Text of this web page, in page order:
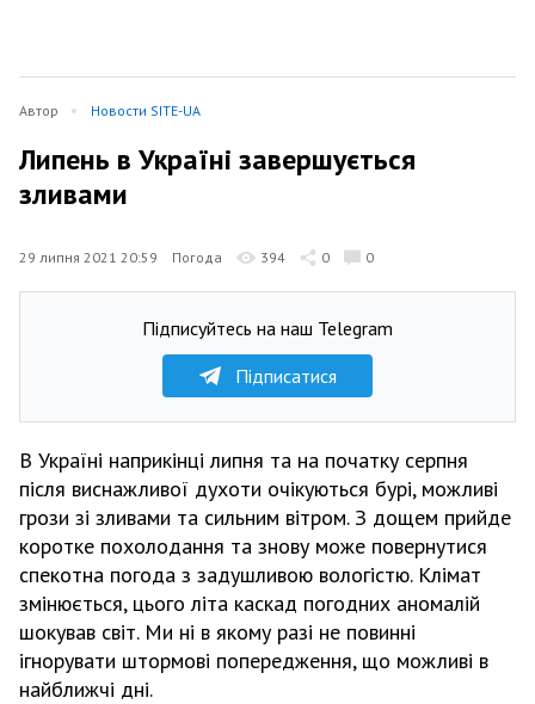
Автор Новости SITE-UA
Липень в Україні завершується
зливами
29 липня 2021 20:59 Погода 394 0 0
Підписуйтесь на наш Telegram
Підписатися
В Україні наприкінці липня та на початку серпня
після виснажливої духоти очікуються бурі, можливі
грози зі зливами та сильним вітром. З дощем прийде
коротке похолодання та знову може повернутися
спекотна погода з задушливою вологістю. Клімат
змінюється, цього літа каскад погодних аномалій
шокував світ. Ми ні в якому разі не повинні
ігнорувати штормові попередження, що можливі в
найближчі дні.